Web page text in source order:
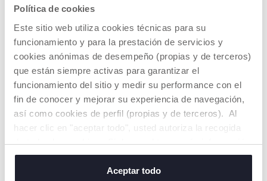
Política de cookies
Este sitio web utiliza cookies técnicas para su
funcionamiento y para la prestación de servicios y
cookies anónimas de desempeño (propias y de terceros)
que están siempre activas para garantizar el
funcionamiento del sitio y medir su performance con el
fin de conocer y mejorar su experiencia de navegación,
así como cookies de perfil (propias y de terceros). Al
hacer clic en "aceptar todo", usted autoriza la recogida
de todas las cookies. Si desea obtener más información
o cambiar o revocar el consentimiento de todas o
algunas cookies, haga clic en "mostrar detalles". Al
Aceptar todo
APTO PARA
LAVAVAJILLAS
Más práctico para los